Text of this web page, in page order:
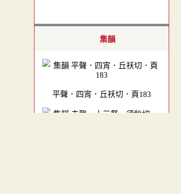
集韻
平聲．四宵．丘祅切．頁183